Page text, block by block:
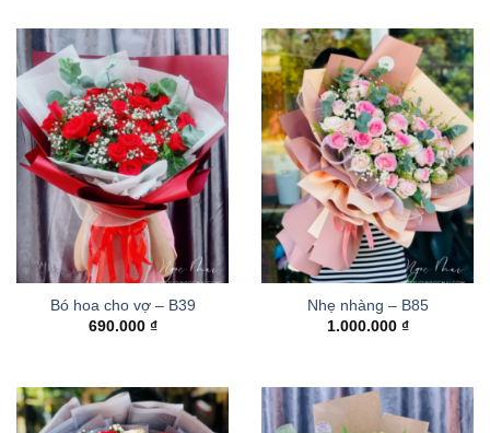
Bó hoa cho vợ – B39
690.000 ₫
Nhẹ nhàng – B85
1.000.000 ₫